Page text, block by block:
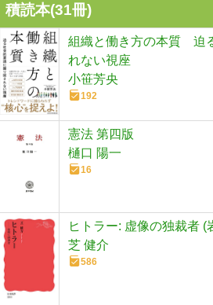
積読本(31冊)
組織と働き方の本質 迫
れない視座
小笹芳央
192
憲法 第四版
樋口 陽一
16
ヒトラー: 虚像の独裁者
芝 健介
586